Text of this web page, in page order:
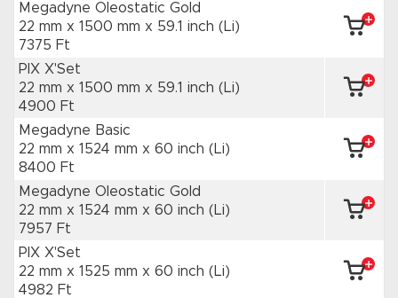
Megadyne Oleostatic Gold
22 mm x 1500 mm x 59.1 inch (Li)
7375 Ft
PIX X'Set
22 mm x 1500 mm x 59.1 inch (Li)
4900 Ft
Megadyne Basic
22 mm x 1524 mm x 60 inch (Li)
8400 Ft
Megadyne Oleostatic Gold
22 mm x 1524 mm x 60 inch (Li)
7957 Ft
PIX X'Set
22 mm x 1525 mm x 60 inch (Li)
4982 Ft